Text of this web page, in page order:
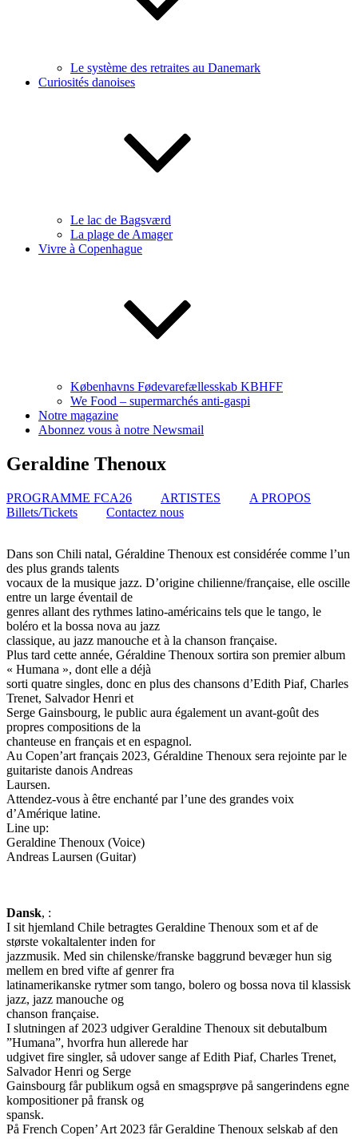
Le système des retraites au Danemark
Curiosités danoises
Le lac de Bagsværd
La plage de Amager
Vivre à Copenhague
Københavns Fødevarefællesskab KBHFF
We Food – supermarchés anti-gaspi
Notre magazine
Abonnez vous à notre Newsmail
Geraldine Thenoux
PROGRAMME FCA26 ARTISTES
A PROPOS
Billets/Tickets
Contactez nous
Dans son Chili natal, Géraldine Thenoux est considérée comme l’un
des plus grands talents
vocaux de la musique jazz. D’origine chilienne/française, elle oscille
entre un large éventail de
genres allant des rythmes latino-américains tels que le tango, le
boléro et la bossa nova au jazz
classique, au jazz manouche et à la chanson française.
Plus tard cette année, Géraldine Thenoux sortira son premier album
« Humana », dont elle a déjà
sorti quatre singles, donc en plus des chansons d’Edith Piaf, Charles
Trenet, Salvador Henri et
Serge Gainsbourg, le public aura également un avant-goût des
propres compositions de la
chanteuse en français et en espagnol.
Au Copen’art français 2023, Géraldine Thenoux sera rejointe par le
guitariste danois Andreas
Laursen.
Attendez-vous à être enchanté par l’une des grandes voix
d’Amérique latine.
Line up:
Geraldine Thenoux (Voice)
Andreas Laursen (Guitar)
Dansk, :
I sit hjemland Chile betragtes Geraldine Thenoux som et af de
største vokaltalenter inden for
jazzmusik. Med sin chilenske/franske baggrund bevæger hun sig
mellem en bred vifte af genrer fra
latinamerikanske rytmer som tango, bolero og bossa nova til klassisk
jazz, jazz manouche og
chanson française.
I slutningen af 2023 udgiver Geraldine Thenoux sit debutalbum
”Humana”, hvorfra hun allerede har
udgivet fire singler, så udover sange af Edith Piaf, Charles Trenet,
Salvador Henri og Serge
Gainsbourg får publikum også en smagsprøve på sangerindens egne
kompositioner på fransk og
spansk.
På French Copen’ Art 2023 får Geraldine Thenoux selskab af den